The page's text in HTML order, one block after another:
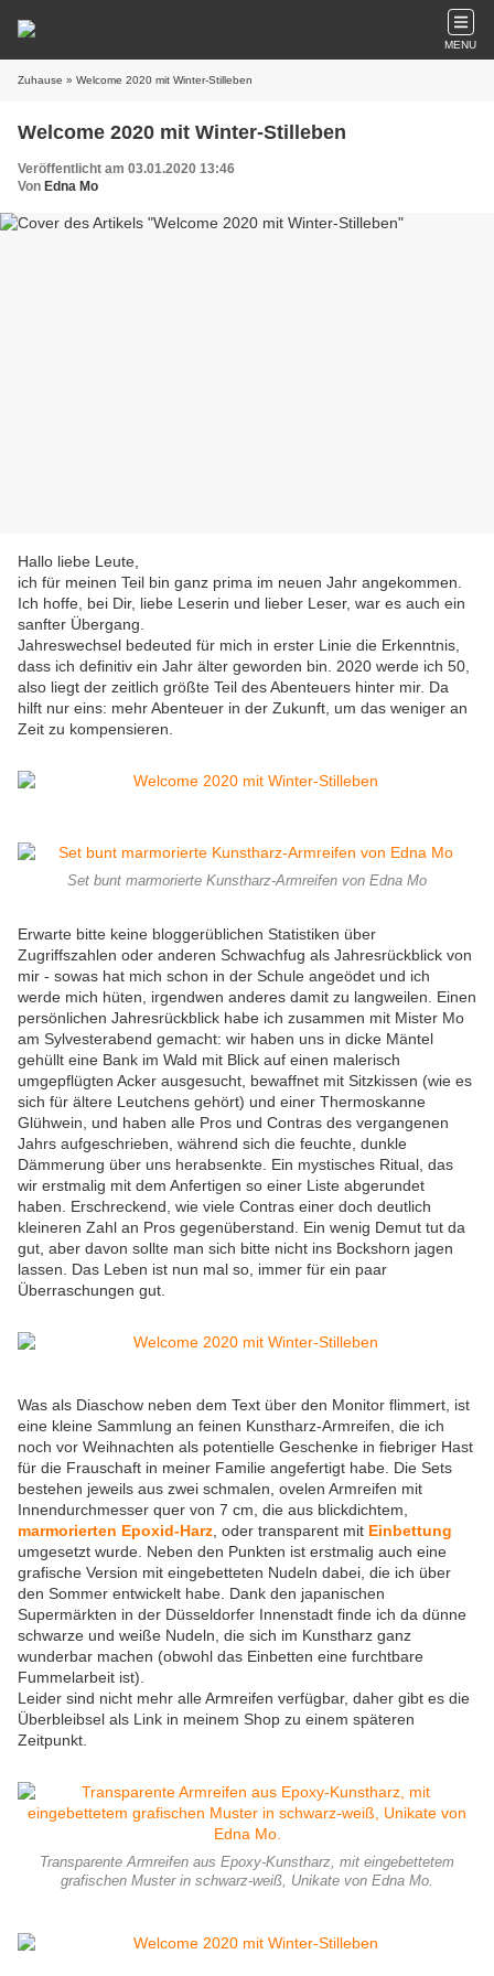
MENU
Zuhause » Welcome 2020 mit Winter-Stilleben
Welcome 2020 mit Winter-Stilleben
Veröffentlicht am 03.01.2020 13:46
Von Edna Mo
Hallo liebe Leute,
ich für meinen Teil bin ganz prima im neuen Jahr angekommen.
Ich hoffe, bei Dir, liebe Leserin und lieber Leser, war es auch ein
sanfter Übergang.
Jahreswechsel bedeuted für mich in erster Linie die Erkenntnis,
dass ich definitiv ein Jahr älter geworden bin. 2020 werde ich 50,
also liegt der zeitlich größte Teil des Abenteuers hinter mir. Da
hilft nur eins: mehr Abenteuer in der Zukunft, um das weniger an
Zeit zu kompensieren.
Set bunt marmorierte Kunstharz-Armreifen von Edna Mo
Erwarte bitte keine bloggerüblichen Statistiken über
Zugriffszahlen oder anderen Schwachfug als Jahresrückblick von
mir - sowas hat mich schon in der Schule angeödet und ich
werde mich hüten, irgendwen anderes damit zu langweilen. Einen
persönlichen Jahresrückblick habe ich zusammen mit Mister Mo
am Sylvesterabend gemacht: wir haben uns in dicke Mäntel
gehüllt eine Bank im Wald mit Blick auf einen malerisch
umgepflügten Acker ausgesucht, bewaffnet mit Sitzkissen (wie es
sich für ältere Leutchens gehört) und einer Thermoskanne
Glühwein, und haben alle Pros und Contras des vergangenen
Jahrs aufgeschrieben, während sich die feuchte, dunkle
Dämmerung über uns herabsenkte. Ein mystisches Ritual, das
wir erstmalig mit dem Anfertigen so einer Liste abgerundet
haben. Erschreckend, wie viele Contras einer doch deutlich
kleineren Zahl an Pros gegenüberstand. Ein wenig Demut tut da
gut, aber davon sollte man sich bitte nicht ins Bockshorn jagen
lassen. Das Leben ist nun mal so, immer für ein paar
Überraschungen gut.
Was als Diaschow neben dem Text über den Monitor flimmert, ist
eine kleine Sammlung an feinen Kunstharz-Armreifen, die ich
noch vor Weihnachten als potentielle Geschenke in fiebriger Hast
für die Frauschaft in meiner Familie angefertigt habe. Die Sets
bestehen jeweils aus zwei schmalen, ovelen Armreifen mit
Innendurchmesser quer von 7 cm, die aus blickdichtem,
marmorierten Epoxid-Harz , oder transparent mit Einbettung
umgesetzt wurde. Neben den Punkten ist erstmalig auch eine
grafische Version mit eingebetteten Nudeln dabei, die ich über
den Sommer entwickelt habe. Dank den japanischen
Supermärkten in der Düsseldorfer Innenstadt finde ich da dünne
schwarze und weiße Nudeln, die sich im Kunstharz ganz
wunderbar machen (obwohl das Einbetten eine furchtbare
Fummelarbeit ist).
Leider sind nicht mehr alle Armreifen verfügbar, daher gibt es die
Überbleibsel als Link in meinem Shop zu einem späteren
Zeitpunkt.
Transparente Armreifen aus Epoxy-Kunstharz, mit eingebettetem
grafischen Muster in schwarz-weiß, Unikate von Edna Mo.